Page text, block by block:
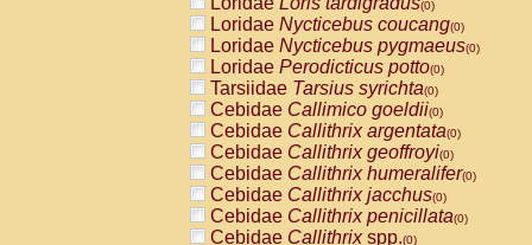
AtelidaeLagothrix lagothricha cana
PitheciidaeCacajao calvus
PitheciidaeCallicebus cupreus
PitheciidaeCallicebus donacophilus
PitheciidaeCallicebus moloch
PitheciidaeCallicebus torquatus
PitheciidaeCallicebusspp.(0)
PitheciidaeChiropotes satanas(0)
PitheciidaePithecia monachus
PitheciidaePithecia pithecia(0)
CercopithecidaeCercocebus agilis
(0)
Loridae Nycticebus coucang(0)
Loridae Nycticebus pygmaeus(0)
Loridae Perodicticus potto(0)
Tarsiidae Tarsius syrichta(0)
Cebidae Callimico goeldii(0)
Cebidae Callithrix argentata(0)
Cebidae Callithrix geoffroyi(0)
Cebidae Callithrix humeralifer(0)
Cebidae Callithrix jacchus(0)
Cebidae Callithrix penicillata(0)
Cebidae Callithrixspp.(0)